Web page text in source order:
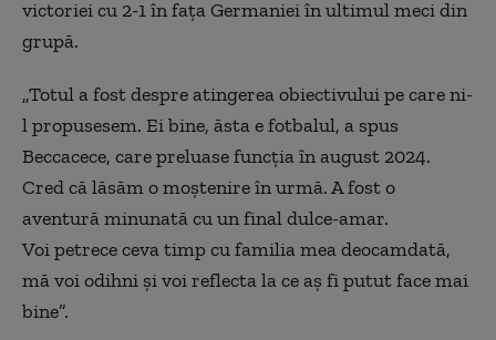
victoriei cu 2-1 în faţa Germaniei în ultimul meci din
grupă.
„Totul a fost despre atingerea obiectivului pe care ni-
l propusesem. Ei bine, ăsta e fotbalul, a spus
Beccacece, care preluase funcţia în august 2024.
Cred că lăsăm o moştenire în urmă. A fost o
aventură minunată cu un final dulce-amar.
Voi petrece ceva timp cu familia mea deocamdată,
mă voi odihni şi voi reflecta la ce aş fi putut face mai
bine”.